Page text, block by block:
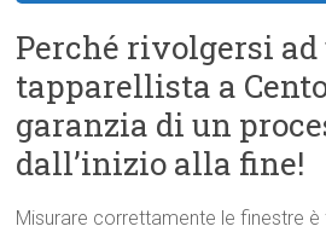
Perché rivolgersi
tapparellista a
garanzia di un
dall’inizio alla fine!
Misurare correttamente le finestre